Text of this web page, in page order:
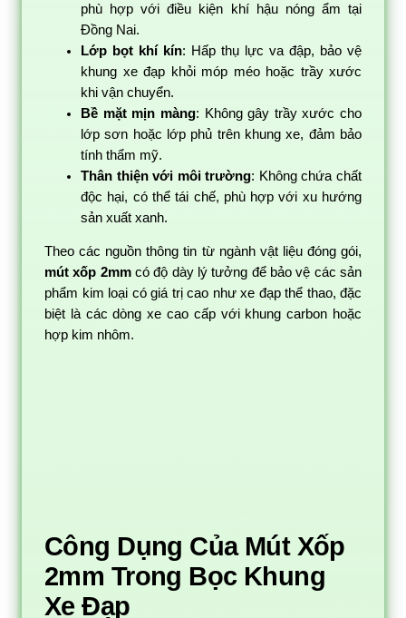
phù hợp với điều kiện khí hậu nóng ẩm tại
Đồng Nai.
Lớp bọt khí kín: Hấp thụ lực va đập, bảo vệ
khung xe đạp khỏi móp méo hoặc trầy xước
khi vận chuyển.
Bề mặt mịn màng: Không gây trầy xước cho
lớp sơn hoặc lớp phủ trên khung xe, đảm bảo
tính thẩm mỹ.
Thân thiện với môi trường: Không chứa chất
độc hại, có thể tái chế, phù hợp với xu hướng
sản xuất xanh.
Theo các nguồn thông tin từ ngành vật liệu đóng gói,
mút xốp 2mmcó độ dày lý tưởng để bảo vệ các sản
phẩm kim loại có giá trị cao như xe đạp thể thao, đặc
biệt là các dòng xe cao cấp với khung carbon hoặc
hợp kim nhôm.
Công Dụng Của Mút Xốp
2mm Trong Bọc Khung
Xe Đạp